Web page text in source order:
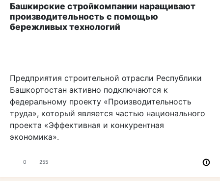
Башкирские стройкомпании наращивают
производительность с помощью
бережливых технологий
Предприятия строительной отрасли Республики
Башкортостан активно подключаются к
федеральному проекту «Производительность
труда», который является частью национального
проекта «Эффективная и конкурентная
экономика».
0 255